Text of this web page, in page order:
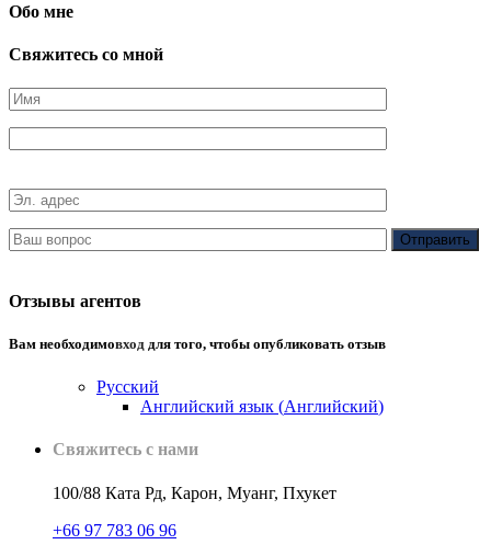
Обо мне
Свяжитесь со мной
Отзывы агентов
Вам необходимовход для того, чтобы опубликовать отзыв
Русский
Английский язык (Английский)
Свяжитесь с нами
100/88 Ката Рд, Карон, Муанг, Пхукет
+66 97 783 06 96